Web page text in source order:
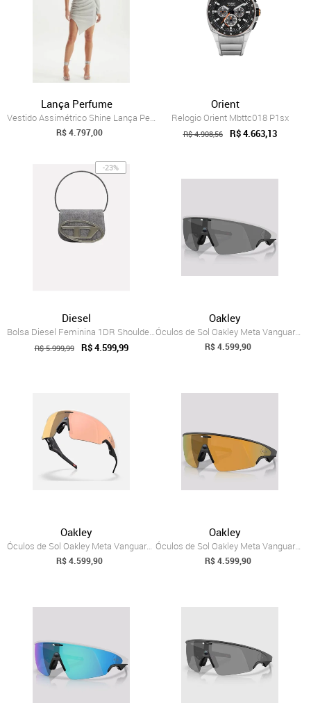
Lança Perfume
Vestido Assimétrico Shine Lança Perfume
R$ 4.797,00
Orient
Relogio Orient Mbttc018 P1sx
R$ 4.908,56 R$ 4.663,13
-23%
Diesel
Bolsa Diesel Feminina 1DR Shoulder Bag X...
R$ 5.999,99 R$ 4.599,99
Oakley
Óculos de Sol Oakley Meta Vanguard Prizm Black
R$ 4.599,90
Oakley
Óculos de Sol Oakley Meta Vanguard Prizm Rosé
R$ 4.599,90
Oakley
Óculos de Sol Oakley Meta Vanguard Prizm 24K
R$ 4.599,90